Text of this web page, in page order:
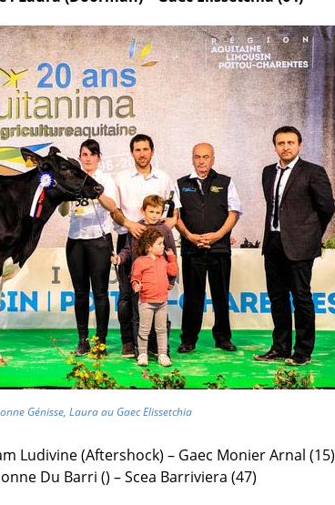
Génisse, Laura au Gaec Elissetchia
Ludivine (Aftershock) – Gaec Monier Arnal (15)
Du Barri () – Scea Barriviera (47)